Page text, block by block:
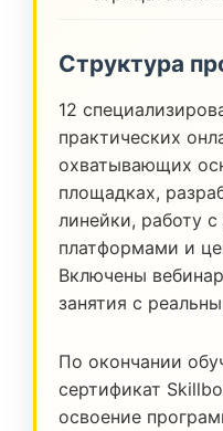
Структура
12
практических
охватывающих
площадках,
линейки, работу
платформами и
Включены
занятия с
По окончании
сертификат
освоение